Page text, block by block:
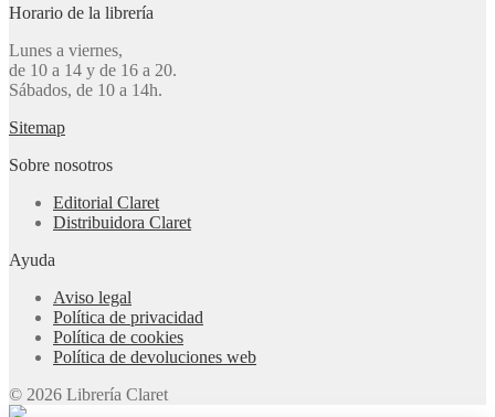
Horario de la librería
Lunes a viernes,
de 10 a 14 y de 16 a 20.
Sábados, de 10 a 14h.
Sitemap
Sobre nosotros
Editorial Claret
Distribuidora Claret
Ayuda
Aviso legal
Política de privacidad
Política de cookies
Política de devoluciones web
© 2026 Librería Claret